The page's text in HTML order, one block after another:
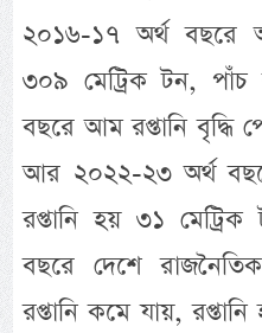
২০১৬-১৭ অর্থ বছরে
৩০৯ মেট্রিক টন,
বছরে আম রপ্তানি বৃদ্ধি
আর ২০২২-২৩ অর্থ
রপ্তানি হয় ৩১
বছরে দেশে
রপ্তানি কমে যায়,